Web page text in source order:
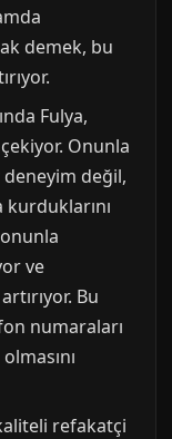
demek, bu
Fulya,
Onunla
değil,
onunla
ve
Bu
numaraları
refakatçi